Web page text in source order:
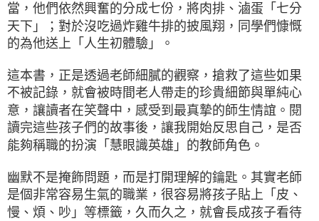
當，他們依然興奮的分成七份，將肉排、滷蛋「七分
天下」；對於沒吃過炸雞牛排的披風翔，同學們慷慨
的為他送上「人生初體驗」。
這本書，正是透過老師細膩的觀察，搶救了這些如果
不被記錄，就會被時間老人帶走的珍貴細節與單純心
意，讓讀者在笑聲中，感受到最真摯的師生情誼。閱
讀完這些孩子們的故事後，讓我開始反思自己，是否
能夠稱職的扮演「慧眼識英雄」的教師角色。
幽默不是掩飾問題，而是打開理解的鑰匙。其實老師
是個非常容易生氣的職業，很容易將孩子貼上「皮、
慢、煩、吵」等標籤，久而久之，就會長成孩子看待